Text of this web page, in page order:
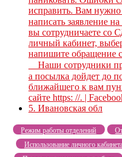
исправить. Вам нужно
написать заявление
вы сотрудничаете со
личный кабинет,
напишите обращение
⠀ Наши сотрудники
а посылка дойдет до
ближайшего к вам
сайте https: //. |
5. Ивановская обл
Режим работы отделений
Использование личного